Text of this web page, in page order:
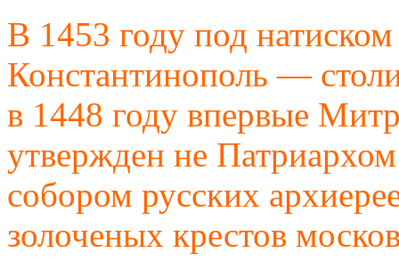
В 1453 году под
Константинополь —
в 1448 году впервые
утвержден не
собором русских
золоченых крестов